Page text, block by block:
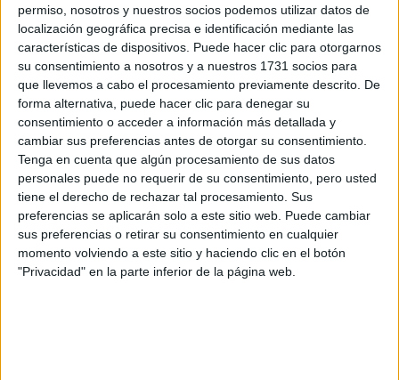
permiso, nosotros y nuestros socios podemos utilizar datos de
localización geográfica precisa e identificación mediante las
características de dispositivos. Puede hacer clic para otorgarnos
su consentimiento a nosotros y a nuestros 1731 socios para
que llevemos a cabo el procesamiento previamente descrito. De
forma alternativa, puede hacer clic para denegar su
consentimiento o acceder a información más detallada y
cambiar sus preferencias antes de otorgar su consentimiento.
Tenga en cuenta que algún procesamiento de sus datos
personales puede no requerir de su consentimiento, pero usted
tiene el derecho de rechazar tal procesamiento. Sus
preferencias se aplicarán solo a este sitio web. Puede cambiar
sus preferencias o retirar su consentimiento en cualquier
momento volviendo a este sitio y haciendo clic en el botón
"Privacidad" en la parte inferior de la página web.
Elephant y En Busca del destino).
Filmada en Roma, en plena pandemia, la “fashion series”
está protagonizada por la actriz yactivista queer
italiana Silvia Calderoniy contará también con la
participación deFlorence Welch, alma mater de Florence
and the Machine.
GALERÍA DE IMÁGENES